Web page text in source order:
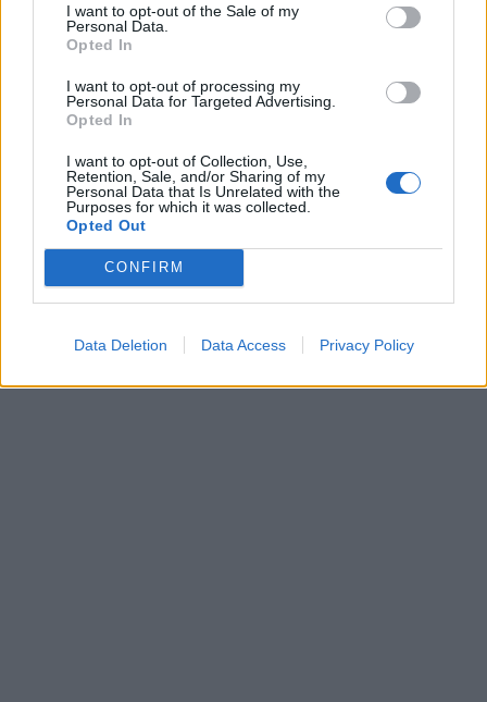
I want to opt-out of the Sale of my
Personal Data.
Opted In
I want to opt-out of processing my
Personal Data for Targeted Advertising.
Opted In
I want to opt-out of Collection, Use,
Retention, Sale, and/or Sharing of my
Personal Data that Is Unrelated with the
Purposes for which it was collected.
Opted Out
CONFIRM
Data Deletion Data Access Privacy Policy